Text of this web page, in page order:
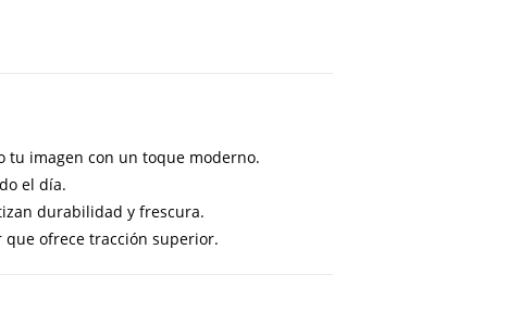
tu imagen con un toque moderno.
el día.
durabilidad y frescura.
que ofrece tracción superior.